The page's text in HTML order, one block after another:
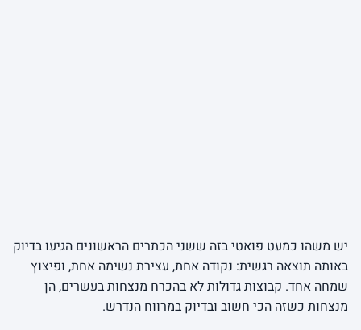
יש משהו כמעט פואטי בזה ששני הכתרים הראשונים הגיעו בדיוק
באותה תוצאה רגשית: נקודה אחת, עצירת נשימה אחת, ופיצוץ
שמחה אחד. קבוצות גדולות לא בהכרח מנצחות בעשרים, הן
מנצחות כשזה הכי חשוב ובדיוק במרווח הנדרש.